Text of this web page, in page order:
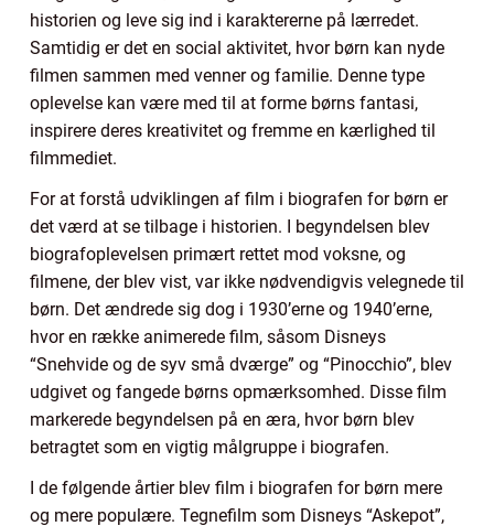
historien og leve sig ind i karaktererne på lærredet.
Samtidig er det en social aktivitet, hvor børn kan nyde
filmen sammen med venner og familie. Denne type
oplevelse kan være med til at forme børns fantasi,
inspirere deres kreativitet og fremme en kærlighed til
filmmediet.
For at forstå udviklingen af film i biografen for børn er
det værd at se tilbage i historien. I begyndelsen blev
biografoplevelsen primært rettet mod voksne, og
filmene, der blev vist, var ikke nødvendigvis velegnede til
børn. Det ændrede sig dog i 1930’erne og 1940’erne,
hvor en række animerede film, såsom Disneys
“Snehvide og de syv små dværge” og “Pinocchio”, blev
udgivet og fangede børns opmærksomhed. Disse film
markerede begyndelsen på en æra, hvor børn blev
betragtet som en vigtig målgruppe i biografen.
I de følgende årtier blev film i biografen for børn mere
og mere populære. Tegnefilm som Disneys “Askepot”,